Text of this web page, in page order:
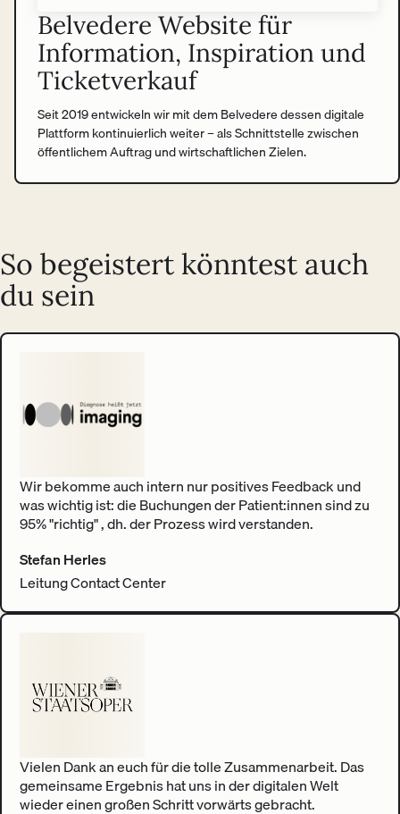
Belvedere Website für
Information, Inspiration und
Ticketverkauf
Seit 2019 entwickeln wir mit dem Belvedere dessen digitale
Plattform kontinuierlich weiter – als Schnittstelle zwischen
öffentlichem Auftrag und wirtschaftlichen Zielen.
So begeistert könntest auch
du sein
Wir bekomme auch intern nur positives Feedback und
was wichtig ist: die Buchungen der Patient:innen sind zu
95% "richtig" , dh. der Prozess wird verstanden.
Stefan Herles
Leitung Contact Center
Vielen Dank an euch für die tolle Zusammenarbeit. Das
gemeinsame Ergebnis hat uns in der digitalen Welt
wieder einen großen Schritt vorwärts gebracht.